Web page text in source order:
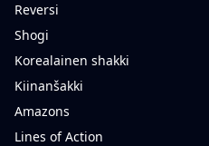
Reversi
Shogi
Korealainen shakki
Kiinanšakki
Amazons
Lines of Action